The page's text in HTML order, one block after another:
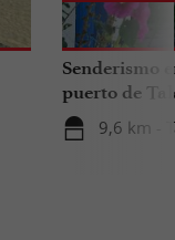
Senderismo
puerto de
artesanos y
9,6 km -